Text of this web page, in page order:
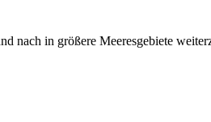
nach in größere Meeresgebiete